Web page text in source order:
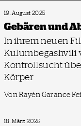
19. August 2025
Gebären und
In ihrem neuen
Kulumbegashvili
Kontrollsucht
Körper
Von Rayén Garance
18. März 2025